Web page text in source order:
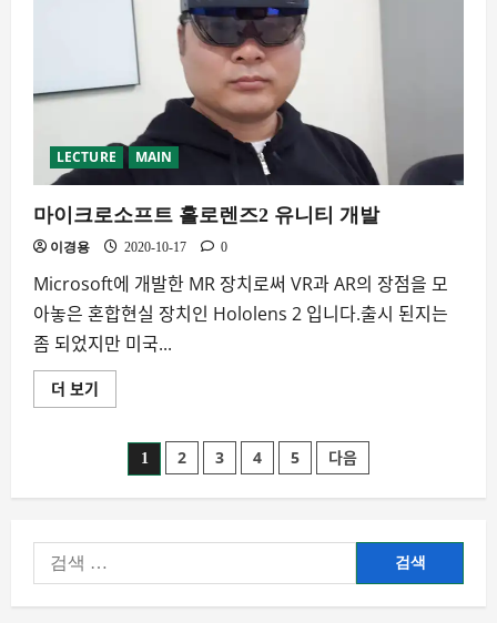
들
급
용)
에
대
더
어
기
LECTURE MAIN
마이크로소프트 홀로렌즈2 유니티 개발
이경용 2020-10-17 0
Microsoft에 개발한 MR 장치로써 VR과 AR의 장점을 모
아놓은 혼합현실 장치인 Hololens 2 입니다.출시 된지는
좀 되었지만 미국...
더 보기
이
홀
즈
유
니
티
글
페
지
1 2 3 4 5 다음
색: